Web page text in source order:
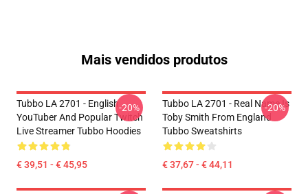
Mais vendidos produtos
Tubbo LA 2701 - English
YouTuber And Popular Twitch
Live Streamer Tubbo Hoodies
€ 39,51 - € 45,95
-20%
Tubbo LA 2701 - Real Name Is
Toby Smith From England
Tubbo Sweatshirts
€ 37,67 - € 44,11
-20%